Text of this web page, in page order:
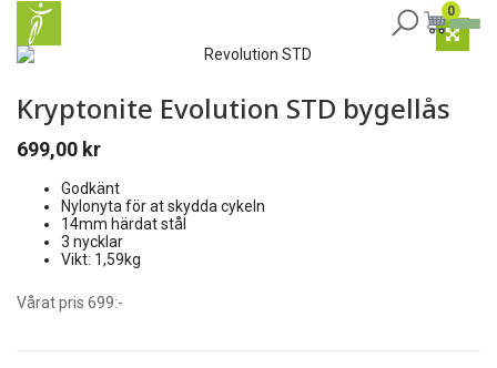
0
Kryptonite Evolution STD bygellås
699,00 kr
Godkänt
Nylonyta för at skydda cykeln
14mm härdat stål
3 nycklar
Vikt: 1,59kg
Vårat pris 699:-